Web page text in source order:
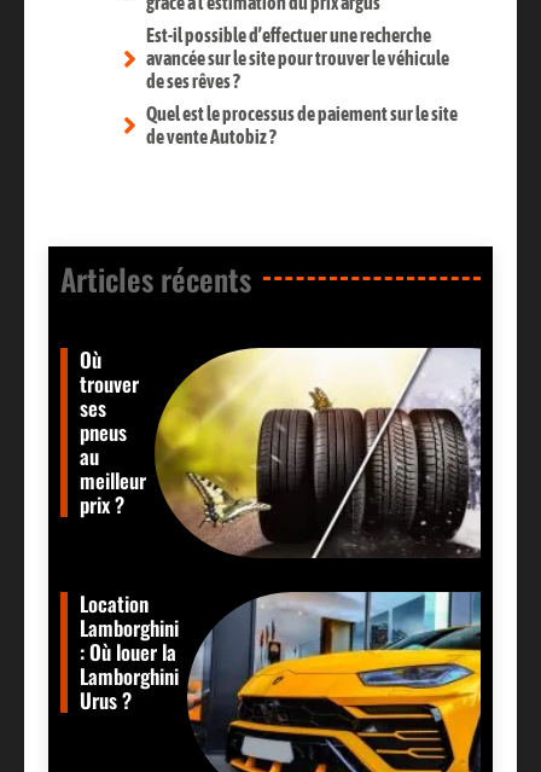
Est-il possible d’effectuer une recherche
avancée sur le site pour trouver le véhicule
de ses rêves ?
Quel est le processus de paiement sur le site
de vente Autobiz ?
Articles récents​
Où
trouver
ses
pneus
au
meilleur
prix ?
Location
Lamborghini
: Où louer la
Lamborghini
Urus ?